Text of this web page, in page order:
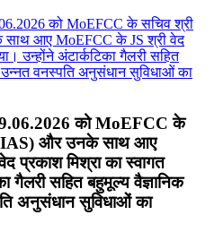
को MoEFCC के
(IAS) और उनके साथ आए
प्रकाश मिश्रा का स्वागत
गैलरी सहित बहुमूल्य वैज्ञानिक
अनुसंधान सुविधाओं का